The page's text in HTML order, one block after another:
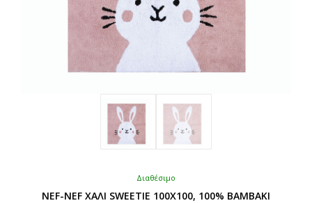
Διαθέσιμο
NEF-NEF ΧΑΛΙ SWEETIE 100X100, 100% BAMBAKI